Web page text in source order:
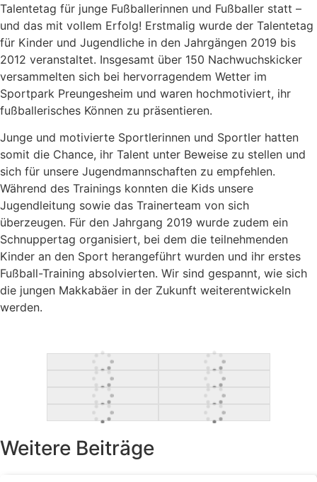
Talentetag für junge Fußballerinnen und Fußballer statt –
und das mit vollem Erfolg! Erstmalig wurde der Talentetag
für Kinder und Jugendliche in den Jahrgängen 2019 bis
2012 veranstaltet. Insgesamt über 150 Nachwuchskicker
versammelten sich bei hervorragendem Wetter im
Sportpark Preungesheim und waren hochmotiviert, ihr
fußballerisches Können zu präsentieren.
Junge und motivierte Sportlerinnen und Sportler hatten
somit die Chance, ihr Talent unter Beweise zu stellen und
sich für unsere Jugendmannschaften zu empfehlen.
Während des Trainings konnten die Kids unsere
Jugendleitung sowie das Trainerteam von sich
überzeugen. Für den Jahrgang 2019 wurde zudem ein
Schnuppertag organisiert, bei dem die teilnehmenden
Kinder an den Sport herangeführt wurden und ihr erstes
Fußball-Training absolvierten. Wir sind gespannt, wie sich
die jungen Makkabäer in der Zukunft weiterentwickeln
werden.
Weitere Beiträge